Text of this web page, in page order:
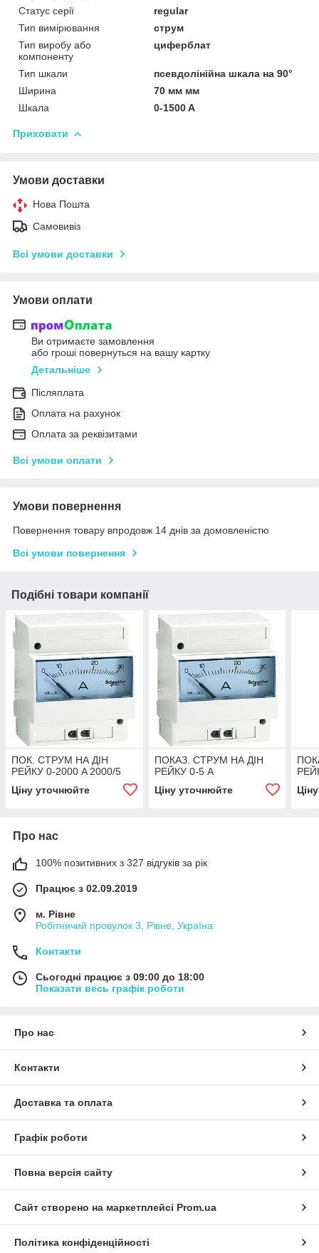
Статус серії
regular
Тип вимірювання
струм
Тип виробу або
компоненту
циферблат
Тип шкали
псевдолінійна шкала на 90°
Ширина
70 мм мм
Шкала
0-1500 A
Приховати
Умови доставки
Нова Пошта
Самовивіз
Всі умови доставки
Умови оплати
Ви отримаєте замовлення
або гроші повернуться на вашу картку
Детальніше
Післяплата
Оплата на рахунок
Оплата за реквізитами
Всі умови оплати
Умови повернення
Повернення товару впродовж 14 днів за домовленістю
Всі умови повернення
Подібні товари компанії
ПОК. СТРУМ НА ДІН
РЕЙКУ 0-2000 A 2000/5
Ціну уточнюйте
ПОКАЗ. СТРУМ НА ДІН
РЕЙКУ 0-5 A
Ціну уточнюйте
Про нас
100% позитивних з 327 відгуків за рік
Працює з 02.09.2019
м. Рівне
Робітничий провулок 3, Рівне, Україна
Контакти
Сьогодні працює з 09:00 до 18:00
Показати весь графік роботи
Про нас
Контакти
Доставка та оплата
Графік роботи
Повна версія сайту
Сайт створено на маркетплейсі Prom.ua
Політика конфіденційності